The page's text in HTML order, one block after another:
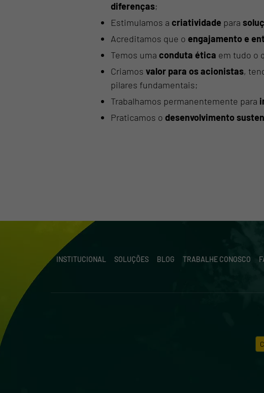
diferenças;
Estimulamos a criatividade para
Acreditamos que o engajamento e
Temos uma conduta ética em tudo o
Criamos valor para os acionistas,
pilares fundamentais;
Trabalhamos permanentemente para
Praticamos o desenvolvimento
INSTITUCIONAL SOLUÇÕES BLOG TRABALHE CONOSCO